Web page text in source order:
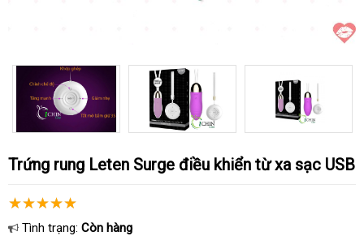
Trứng rung Leten Surge điều khiển từ xa sạc USB
Tình trạng: Còn hàng